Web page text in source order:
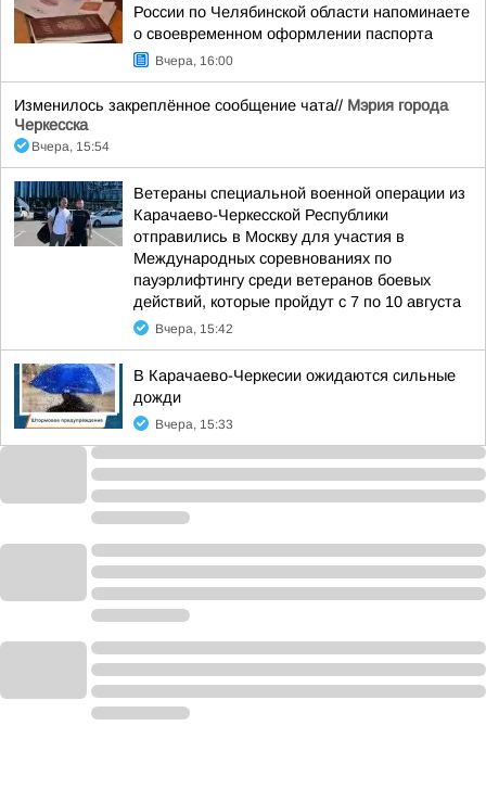
России по Челябинской области напоминаете
о своевременном оформлении паспорта
Вчера, 16:00
Изменилось закреплённое сообщение чата// Мэрия города
Черкесска
Вчера, 15:54
Ветераны специальной военной операции из
Карачаево-Черкесской Республики
отправились в Москву для участия в
Международных соревнованиях по
пауэрлифтингу среди ветеранов боевых
действий, которые пройдут с 7 по 10 августа
Вчера, 15:42
В Карачаево-Черкесии ожидаются сильные
дожди
Вчера, 15:33